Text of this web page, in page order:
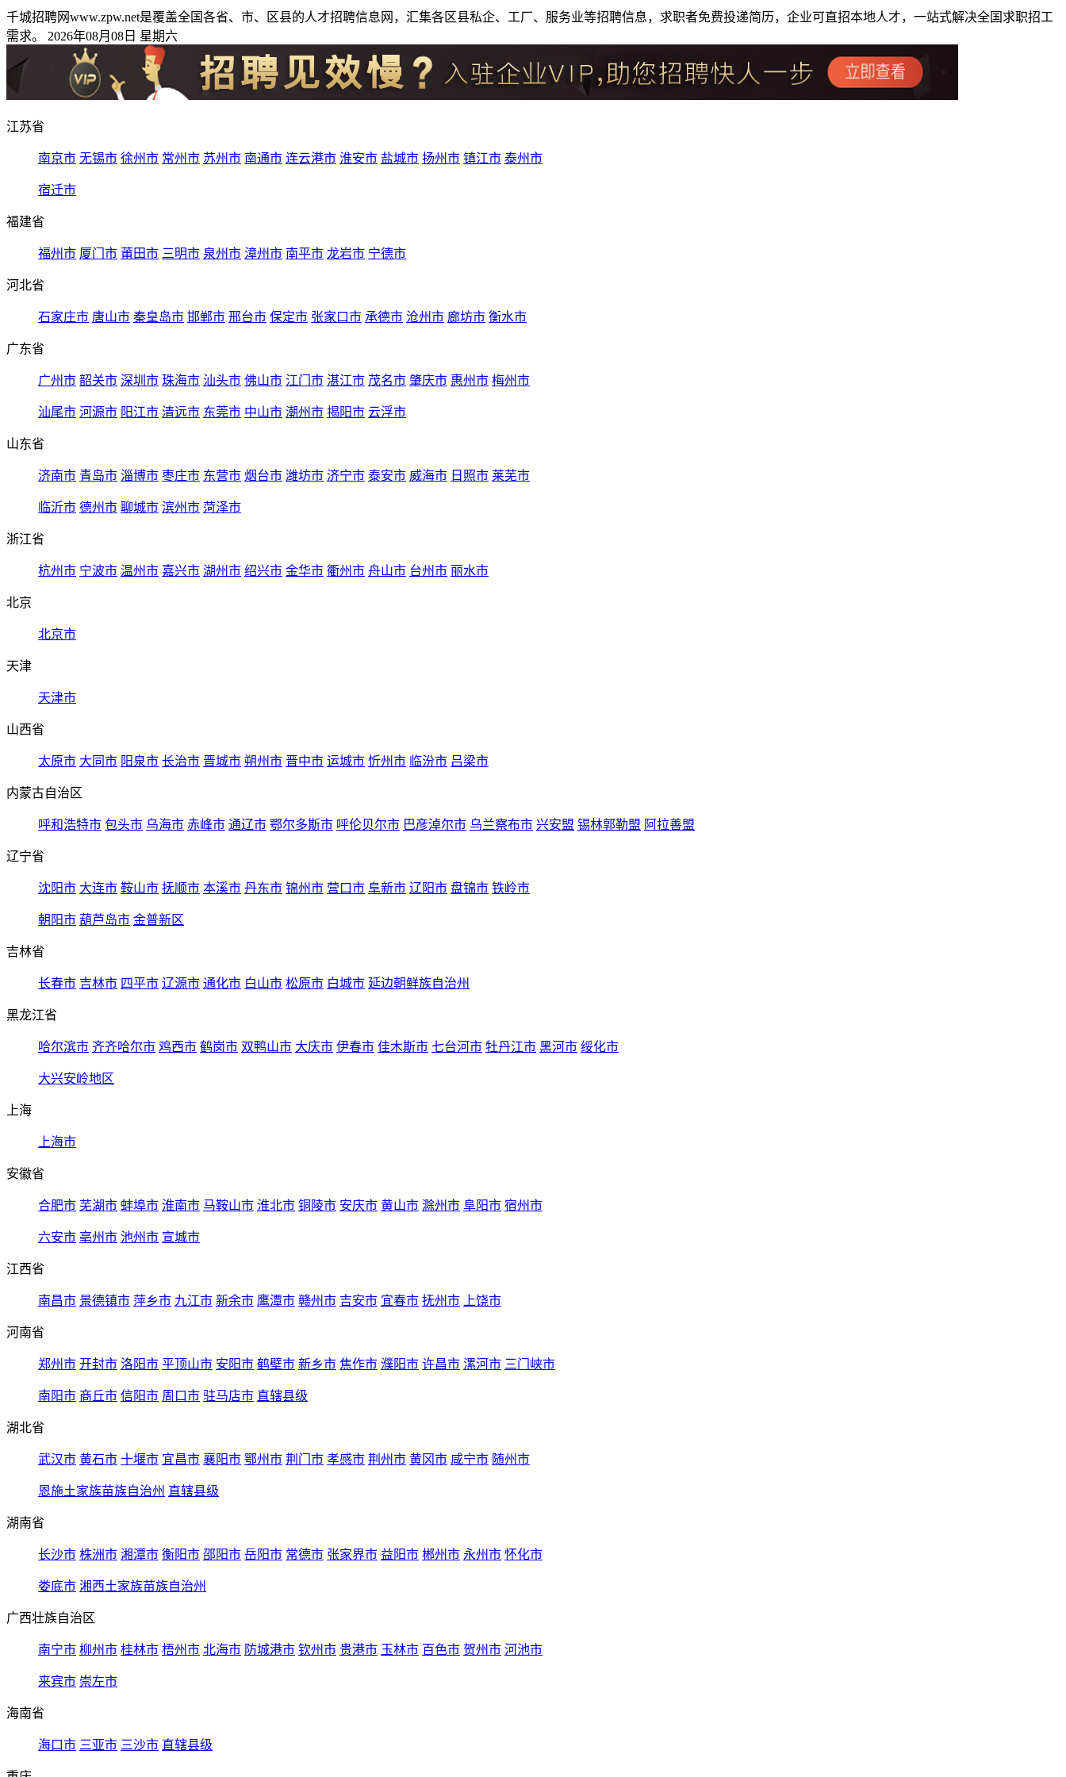
千城招聘网www.zpw.net是覆盖全国各省、市、区县的人才招聘信息网，汇集各区县私企、工厂、服务业等招聘信息，求职者免费投递简历，企业可直招本地人才，一站式解决全国求职招工
需求。 2026年08月08日 星期六
江苏省
南京市 无锡市 徐州市 常州市 苏州市 南通市 连云港市 淮安市 盐城市 扬州市 镇江市 泰州市
宿迁市
福建省
福州市 厦门市 莆田市 三明市 泉州市 漳州市 南平市 龙岩市 宁德市
河北省
石家庄市 唐山市 秦皇岛市 邯郸市 邢台市 保定市 张家口市 承德市 沧州市 廊坊市 衡水市
广东省
广州市 韶关市 深圳市 珠海市 汕头市 佛山市 江门市 湛江市 茂名市 肇庆市 惠州市 梅州市
汕尾市 河源市 阳江市 清远市 东莞市 中山市 潮州市 揭阳市 云浮市
山东省
济南市 青岛市 淄博市 枣庄市 东营市 烟台市 潍坊市 济宁市 泰安市 威海市 日照市 莱芜市
临沂市 德州市 聊城市 滨州市 菏泽市
浙江省
杭州市 宁波市 温州市 嘉兴市 湖州市 绍兴市 金华市 衢州市 舟山市 台州市 丽水市
北京
北京市
天津
天津市
山西省
太原市 大同市 阳泉市 长治市 晋城市 朔州市 晋中市 运城市 忻州市 临汾市 吕梁市
内蒙古自治区
呼和浩特市 包头市 乌海市 赤峰市 通辽市 鄂尔多斯市 呼伦贝尔市 巴彦淖尔市 乌兰察布市 兴安盟 锡林郭勒盟 阿拉善盟
辽宁省
沈阳市 大连市 鞍山市 抚顺市 本溪市 丹东市 锦州市 营口市 阜新市 辽阳市 盘锦市 铁岭市
朝阳市 葫芦岛市 金普新区
吉林省
长春市 吉林市 四平市 辽源市 通化市 白山市 松原市 白城市 延边朝鲜族自治州
黑龙江省
哈尔滨市 齐齐哈尔市 鸡西市 鹤岗市 双鸭山市 大庆市 伊春市 佳木斯市 七台河市 牡丹江市 黑河市 绥化市
大兴安岭地区
上海
上海市
安徽省
合肥市 芜湖市 蚌埠市 淮南市 马鞍山市 淮北市 铜陵市 安庆市 黄山市 滁州市 阜阳市 宿州市
六安市 亳州市 池州市 宣城市
江西省
南昌市 景德镇市 萍乡市 九江市 新余市 鹰潭市 赣州市 吉安市 宜春市 抚州市 上饶市
河南省
郑州市 开封市 洛阳市 平顶山市 安阳市 鹤壁市 新乡市 焦作市 濮阳市 许昌市 漯河市 三门峡市
南阳市 商丘市 信阳市 周口市 驻马店市 直辖县级
湖北省
武汉市 黄石市 十堰市 宜昌市 襄阳市 鄂州市 荆门市 孝感市 荆州市 黄冈市 咸宁市 随州市
恩施土家族苗族自治州 直辖县级
湖南省
长沙市 株洲市 湘潭市 衡阳市 邵阳市 岳阳市 常德市 张家界市 益阳市 郴州市 永州市 怀化市
娄底市 湘西土家族苗族自治州
广西壮族自治区
南宁市 柳州市 桂林市 梧州市 北海市 防城港市 钦州市 贵港市 玉林市 百色市 贺州市 河池市
来宾市 崇左市
海南省
海口市 三亚市 三沙市 直辖县级